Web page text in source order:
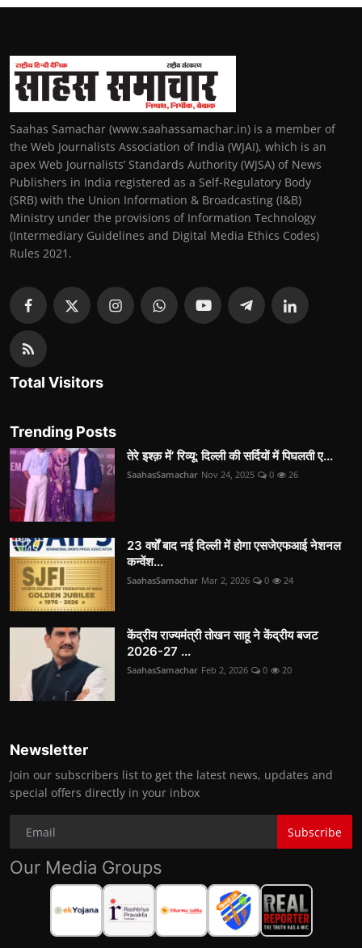
Saahas Samachar (www.saahassamachar.in) is a member of
the Web Journalists Association of India (WJAI), which is an
apex Web Journalists’ Standards Authority (WJSA) of News
Publishers in India registered as a Self-Regulatory Body
(SRB) with the Union Information & Broadcasting (I&B)
Ministry under the provisions of Information Technology
(Intermediary Guidelines and Digital Media Ethics Codes)
Rules 2021.
Total Visitors
Trending Posts
तेरे इश्क़ में’ रिव्यू: दिल्ली की सर्दियों में पिघलती ए...
SaahasSamachar Nov 24, 2025 0 26
23 वर्षों बाद नई दिल्ली में होगा एसजेएफआई नेशनल
कन्वेंश...
SaahasSamachar Mar 2, 2026 0 24
केंद्रीय राज्यमंत्री तोखन साहू ने केंद्रीय बजट
2026-27 ...
SaahasSamachar Feb 2, 2026 0 20
Newsletter
Join our subscribers list to get the latest news, updates and
special offers directly in your inbox
Subscribe
Our Media Groups